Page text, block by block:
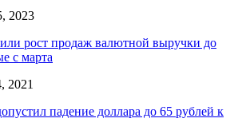
2023
рост продаж валютной выручки до
с марта
2021
падение доллара до 65 рублей к